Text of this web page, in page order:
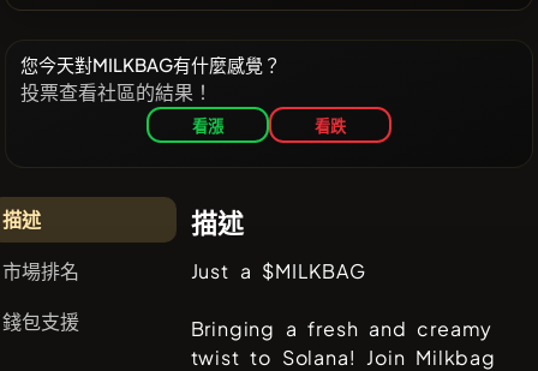
您今天對MILKBAG有什麼感覺？
投票查看社區的結果！
看漲 看跌
描述
市場排名
錢包支援
描述
Just a $MILKBAG
Bringing a fresh and creamy
twist to Solana! Join Milkbag